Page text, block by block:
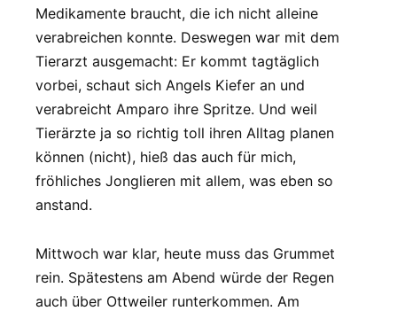
Medikamente braucht, die ich nicht alleine
verabreichen konnte. Deswegen war mit dem
Tierarzt ausgemacht: Er kommt tagtäglich
vorbei, schaut sich Angels Kiefer an und
verabreicht Amparo ihre Spritze. Und weil
Tierärzte ja so richtig toll ihren Alltag planen
können (nicht), hieß das auch für mich,
fröhliches Jonglieren mit allem, was eben so
anstand.
Mittwoch war klar, heute muss das Grummet
rein. Spätestens am Abend würde der Regen
auch über Ottweiler runterkommen. Am